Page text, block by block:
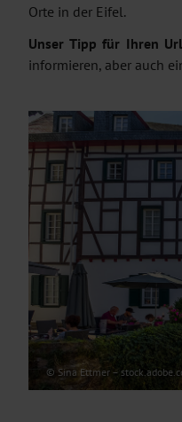
Orte in der Eifel.
Unser Tipp für Ihren
informieren, aber auch
© Sina Ettmer –